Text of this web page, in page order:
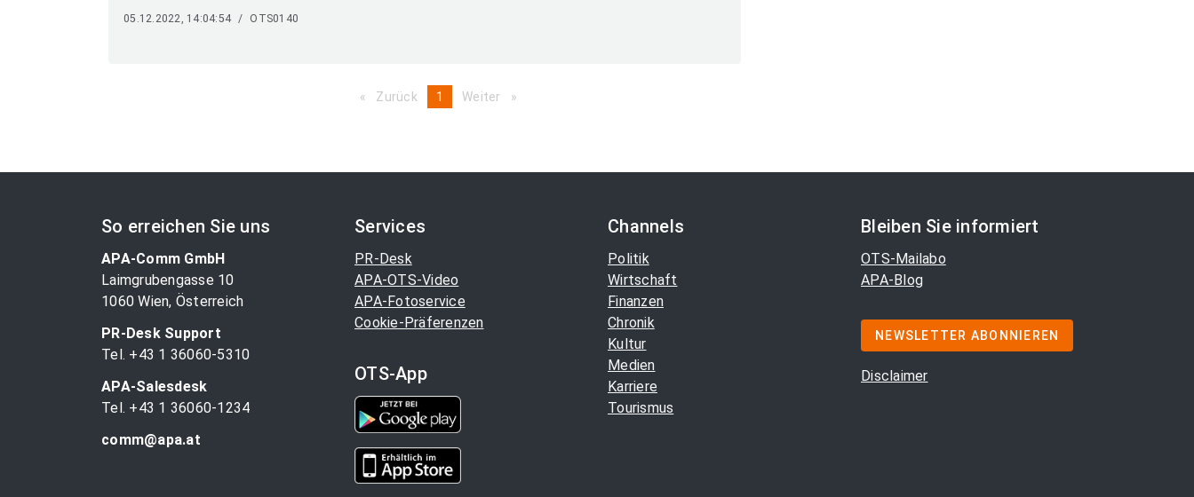
05.12.2022, 14:04:54 / OTS0140
Zurück pageYou're
1 Weiter page
So erreichen Sie uns
APA-Comm GmbH
Laimgrubengasse 10
1060 Wien, Österreich
PR-Desk Support
Tel. +43 1 36060-5310
APA-Salesdesk
Tel. +43 1 36060-1234
comm@apa.at
Services
PR-Desk
APA-OTS-Video
APA-Fotoservice
Cookie-Präferenzen
OTS-App
Channels
Politik
Wirtschaft
Finanzen
Chronik
Kultur
Medien
Karriere
Tourismus
Bleiben Sie informiert
OTS-Mailabo
APA-Blog
NEWSLETTER ABONNIEREN
Disclaimer